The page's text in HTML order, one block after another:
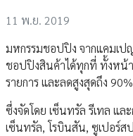
11 พ.ย. 2019
มหกรรมชอปปิง จากแคมเป
ชอปปิงสินค้าได้ทุกที่ ทั้งหน้
รายการ และลดสูงสุดถึง 90%
ซึ่งจัดโดย เซ็นทรัล รีเทล แ
เซ็นทรัล, โรบินสัน, ซูเปอร์ส